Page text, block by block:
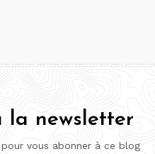
la newsletter
vous abonner à ce blog